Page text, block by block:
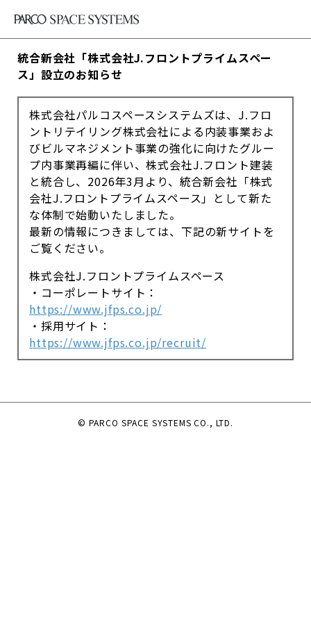
統合新会社「株式会社J.フロントプライムスペー
ス」設立のお知らせ
株式会社パルコスペースシステムズは、J.フロ
ントリテイリング株式会社による内装事業およ
びビルマネジメント事業の強化に向けたグルー
プ内事業再編に伴い、株式会社J.フロント建装
と統合し、2026年3月より、統合新会社「株式
会社J.フロントプライムスペース」として新た
な体制で始動いたしました。
最新の情報につきましては、下記の新サイトを
ご覧ください。
株式会社J.フロントプライムスペース
・コーポレートサイト：
https://www.jfps.co.jp/
・採用サイト：
https://www.jfps.co.jp/recruit/
© PARCO SPACE SYSTEMS CO., LTD.